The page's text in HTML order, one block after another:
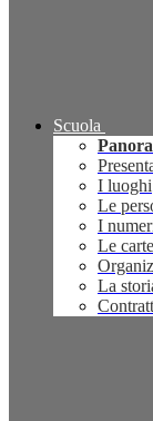
Scuola
I luoghi
Le
I
Le
La